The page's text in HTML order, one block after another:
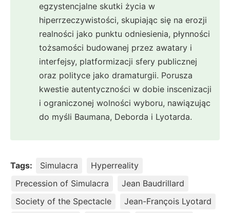
egzystencjalne skutki życia w
hiperrzeczywistości, skupiając się na erozji
realności jako punktu odniesienia, płynności
tożsamości budowanej przez awatary i
interfejsy, platformizacji sfery publicznej
oraz polityce jako dramaturgii. Porusza
kwestie autentyczności w dobie inscenizacji
i ograniczonej wolności wyboru, nawiązując
do myśli Baumana, Deborda i Lyotarda.
Tags: Simulacra
Hyperreality
Precession of Simulacra
Jean Baudrillard
Society of the Spectacle
Jean-François Lyotard